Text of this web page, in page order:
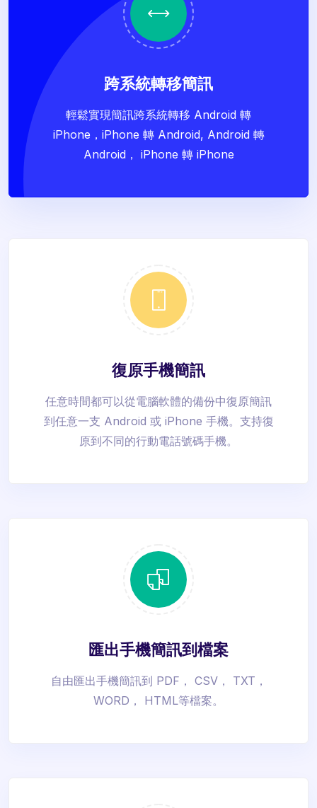
跨系統轉移簡訊
輕鬆實現簡訊跨系統轉移 Android 轉
iPhone，iPhone 轉 Android, Android 轉
Android， iPhone 轉 iPhone
復原手機簡訊
任意時間都可以從電腦軟體的備份中復原簡訊
到任意一支 Android 或 iPhone 手機。支持復
原到不同的行動電話號碼手機。
匯出手機簡訊到檔案
自由匯出手機簡訊到 PDF， CSV， TXT，
WORD， HTML等檔案。